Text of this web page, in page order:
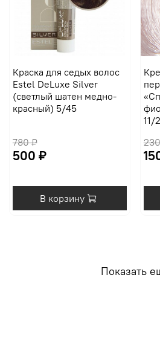
Краска для седых волос
Estel DeLuxe Silver
(светлый шатен медно-
красный) 5/45
780 ₽
500 ₽
В корзину
11/
Показать